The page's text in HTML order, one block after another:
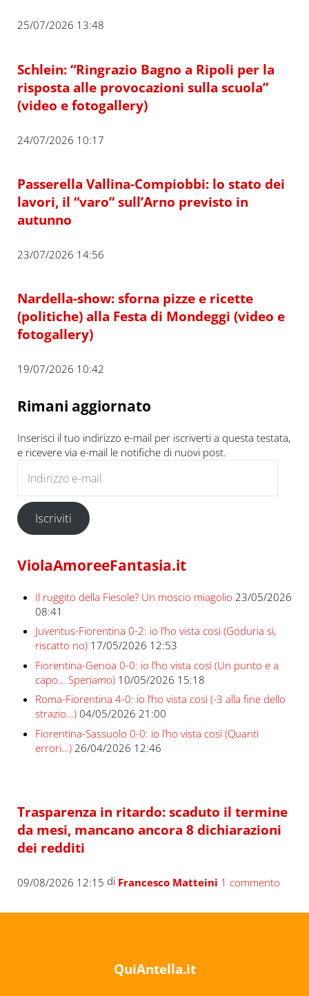
25/07/2026 13:48
Schlein: “Ringrazio Bagno a Ripoli per la
risposta alle provocazioni sulla scuola”
(video e fotogallery)
24/07/2026 10:17
Passerella Vallina-Compiobbi: lo stato dei
lavori, il “varo” sull’Arno previsto in
autunno
23/07/2026 14:56
Nardella-show: sforna pizze e ricette
(politiche) alla Festa di Mondeggi (video e
fotogallery)
19/07/2026 10:42
Rimani aggiornato
Inserisci il tuo indirizzo e-mail per iscriverti a questa testata,
e ricevere via e-mail le notifiche di nuovi post.
Iscriviti
ViolaAmoreeFantasia.it
Il ruggito della Fiesole? Un moscio miagolio 23/05/2026
08:41
Juventus-Fiorentina 0-2: io l’ho vista così (Goduria sì,
riscatto no) 17/05/2026 12:53
Fiorentina-Genoa 0-0: io l’ho vista così (Un punto e a
capo… Speriamo) 10/05/2026 15:18
Roma-Fiorentina 4-0: io l’ho vista così (-3 alla fine dello
strazio…) 04/05/2026 21:00
Fiorentina-Sassuolo 0-0: io l’ho vista così (Quanti
errori…) 26/04/2026 12:46
Trasparenza in ritardo: scaduto il termine
da mesi, mancano ancora 8 dichiarazioni
dei redditi
09/08/2026 12:15 di Francesco Matteini 1 commento
QuiAntella.it